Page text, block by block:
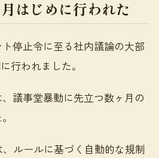
はじめに行われた
停止令に至る社内議論の大部
行われました。
議事堂暴動に先立つ数ヶ月の
ルールに基づく自動的な規制